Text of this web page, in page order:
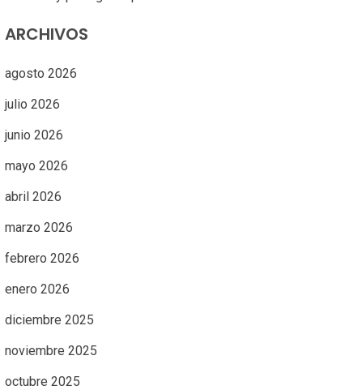
ARCHIVOS
agosto 2026
julio 2026
junio 2026
mayo 2026
abril 2026
marzo 2026
febrero 2026
enero 2026
diciembre 2025
noviembre 2025
octubre 2025